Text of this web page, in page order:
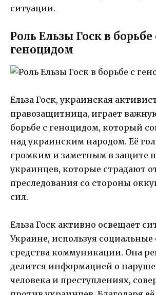
ситуации.
Роль Ельзы Госк в борьбе
геноцидом
Ельза Госк, украинская
правозащитница, играет
борьбе с геноцидом, который
над украинским народом. Её
громким и заметным в защите
украинцев, которые страдают
преследования со стороны
сил.
Ельза Госк активно освещает
Украине, используя социальные
средства коммуникации. Она
делится информацией о
человека и преступлениях,